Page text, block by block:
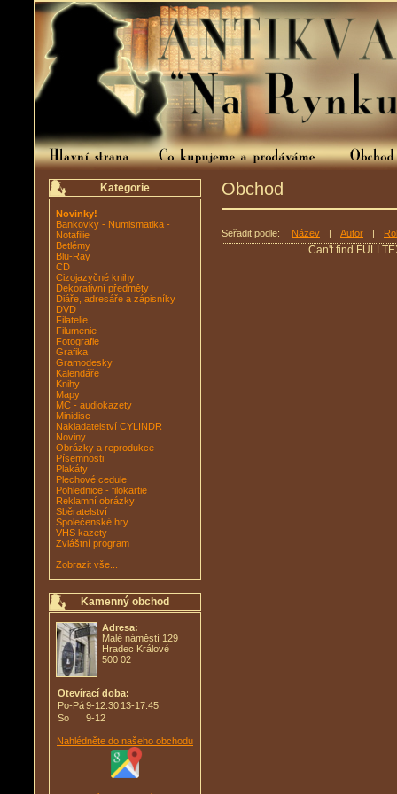
Kategorie
Novinky!
Bankovky - Numismatika -
Notafilie
Betlémy
Blu-Ray
CD
Cizojazyčné knihy
Dekorativní předměty
Diáře, adresáře a zápisníky
DVD
Filatelie
Filumenie
Fotografie
Grafika
Gramodesky
Kalendáře
Knihy
Mapy
MC - audiokazety
Minidisc
Nakladatelství CYLINDR
Noviny
Obrázky a reprodukce
Písemnosti
Plakáty
Plechové cedule
Pohlednice - filokartie
Reklamní obrázky
Sběratelství
Společenské hry
VHS kazety
Zvláštní program
Zobrazit vše...
Kamenný obchod
Adresa:
Malé náměstí 129
Hradec Králové
500 02
Otevírací doba:
Po-Pá9-12:30 13-17:45
So
9-12
Nahlédněte do našeho obchodu
Obchod
Seřadit podle: Název | Autor |
Can't find